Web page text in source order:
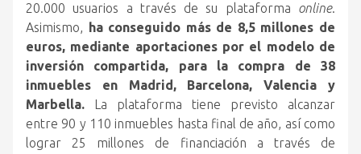
20.000 usuarios a través de su plataforma online.
Asimismo, ha conseguido más de 8,5 millones de
euros, mediante aportaciones por el modelo de
inversión compartida, para la compra de 38
inmuebles en Madrid, Barcelona, Valencia y
Marbella. La plataforma tiene previsto alcanzar
entre 90 y 110 inmuebles hasta final de año, así como
lograr 25 millones de financiación a través de